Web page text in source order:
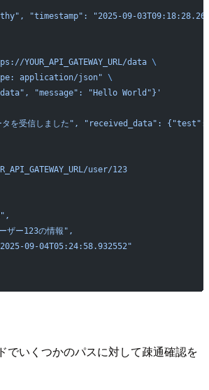
"timestamp": "2025-09-
YOUR_API_GATEWAY_URL/data \
application/json" \
"message": "Hello World"}'
を受信しました", "received_data": {"test":
user/123
ザー123の情報",
09-04T05:24:58.932552"
でいくつかのパスに対して疎通確認を